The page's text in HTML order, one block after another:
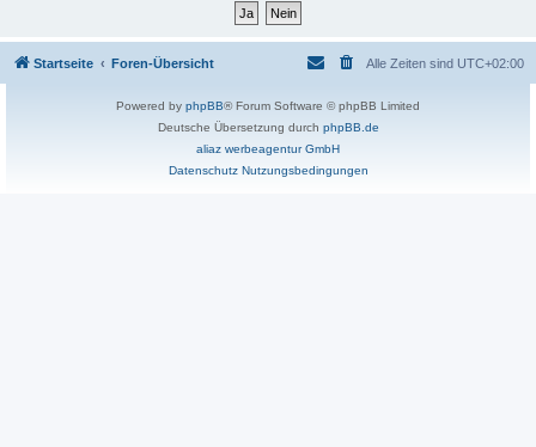
Startseite Foren-Übersicht Alle Zeiten sind UTC+02:00
Powered by phpBB® Forum Software © phpBB Limited
Deutsche Übersetzung durch phpBB.de
aliaz werbeagentur GmbH
Datenschutz Nutzungsbedingungen